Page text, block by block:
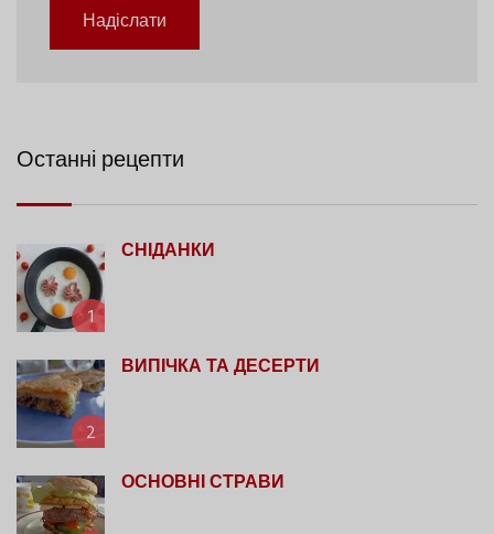
Надіслати
Останні рецепти
1
СНІДАНКИ
2
ВИПІЧКА ТА ДЕСЕРТИ
ОСНОВНІ СТРАВИ